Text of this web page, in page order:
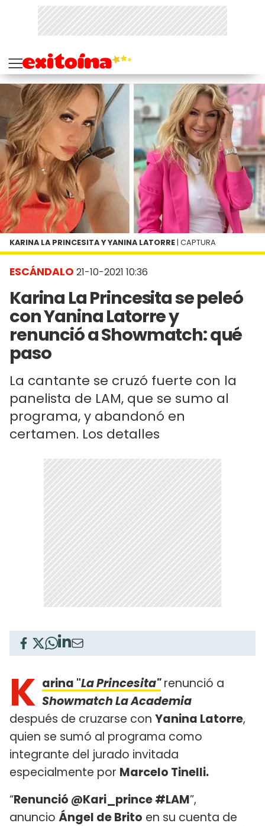
ESCÁNDALO 21-10-2021 10:36
Karina La Princesita se peleó
con Yanina Latorre y
renunció a Showmatch: qué
paso
La cantante se cruzó fuerte con la
panelista de LAM, que se sumo al
programa, y abandonó en
certamen. Los detalles
KARINA LA PRINCESITA Y YANINA LATORRE | CAPTURA
K arina "La Princesita"renunció a
Showmatch La Academia
después de cruzarse con Yanina Latorre,
quien se sumó al programa como
integrante del jurado invitada
especialmente por Marcelo Tinelli.
“Renunció @Kari_prince #LAM”,
anuncio Ángel de Brito en su cuenta de